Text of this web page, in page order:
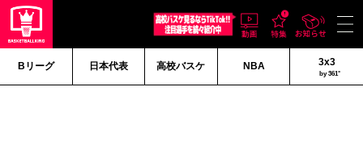
Bリーグ 日本代表 高校バスケ NBA 3x3
by 361°